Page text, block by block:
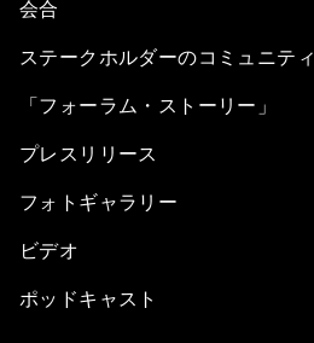
会合
ステークホルダーのコミュニティ
「フォーラム・ストーリー」
プレスリリース
フォトギャラリー
ビデオ
ポッドキャスト